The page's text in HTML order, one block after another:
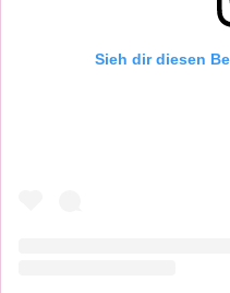
Sieh dir diesen